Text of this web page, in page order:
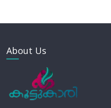
About Us